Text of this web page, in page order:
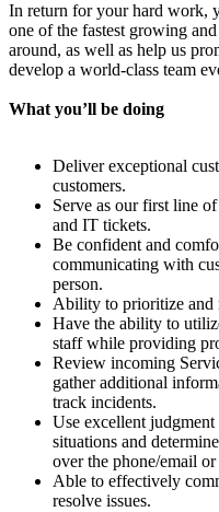
In return for your hard work,
one of the fastest growing
around, as well as help us
develop a world-class team
What you’ll be doing
Deliver exceptional
customers.
Serve as our first line
and IT tickets.
Be confident and
communicating with
person.
Ability to prioritize and
Have the ability to
staff while providing
Review incoming
gather additional
track incidents.
Use excellent
situations and
over the phone/email
Able to effectively
resolve issues.